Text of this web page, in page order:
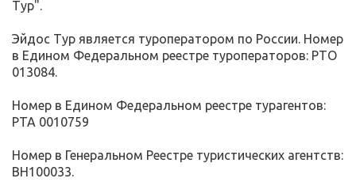
Тур".
Эйдос Тур является туроператором по России. Номер
в Едином Федеральном реестре туроператоров: РТО
013084.
Номер в Едином Федеральном реестре турагентов:
РТА 0010759
Номер в Генеральном Реестре туристических агентств:
BH100033.